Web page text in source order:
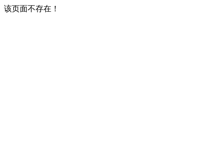
该页面不存在！